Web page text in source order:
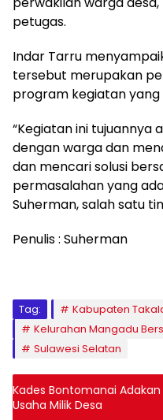
petugas.
Indar Tarru
tersebut merupakan
program kegiatan
“Kegiatan ini tujuannya
dengan warga dan
dan mencari solusi
permasalahan yang
Suherman, salah satu
Penulis : Suherman
Tag:
Kabupaten
Kelurahan Mangadu
Sulawesi Selatan
Kades Bontomanai
Usaha Milik Desa